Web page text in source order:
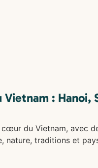
: Hanoi,
du Vietnam, avec
nature, traditions et